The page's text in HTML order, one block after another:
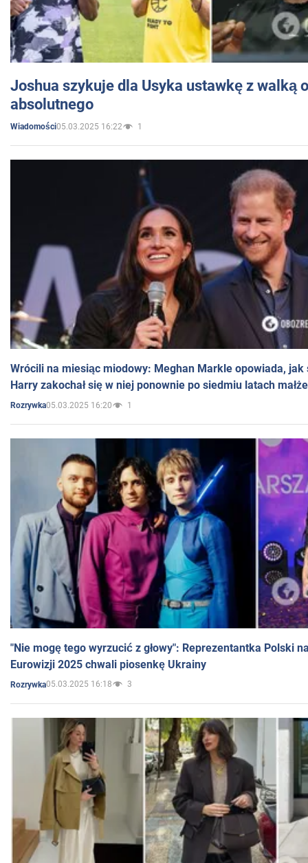
Joshua szykuje dla Usyka ustawkę z walką
absolutnego
Wiadomości05.03.2025 16:22 1
Wrócili na miesiąc miodowy: Meghan Markle opowiada, jak
Harry zakochał się w niej ponownie po siedmiu latach
Rozrywka05.03.2025 16:20 1
"Nie mogę tego wyrzucić z głowy": Reprezentantka Polski
Eurowizji 2025 chwali piosenkę Ukrainy
Rozrywka05.03.2025 16:18 3